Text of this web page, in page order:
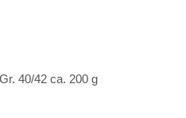
40/42 ca. 200 g